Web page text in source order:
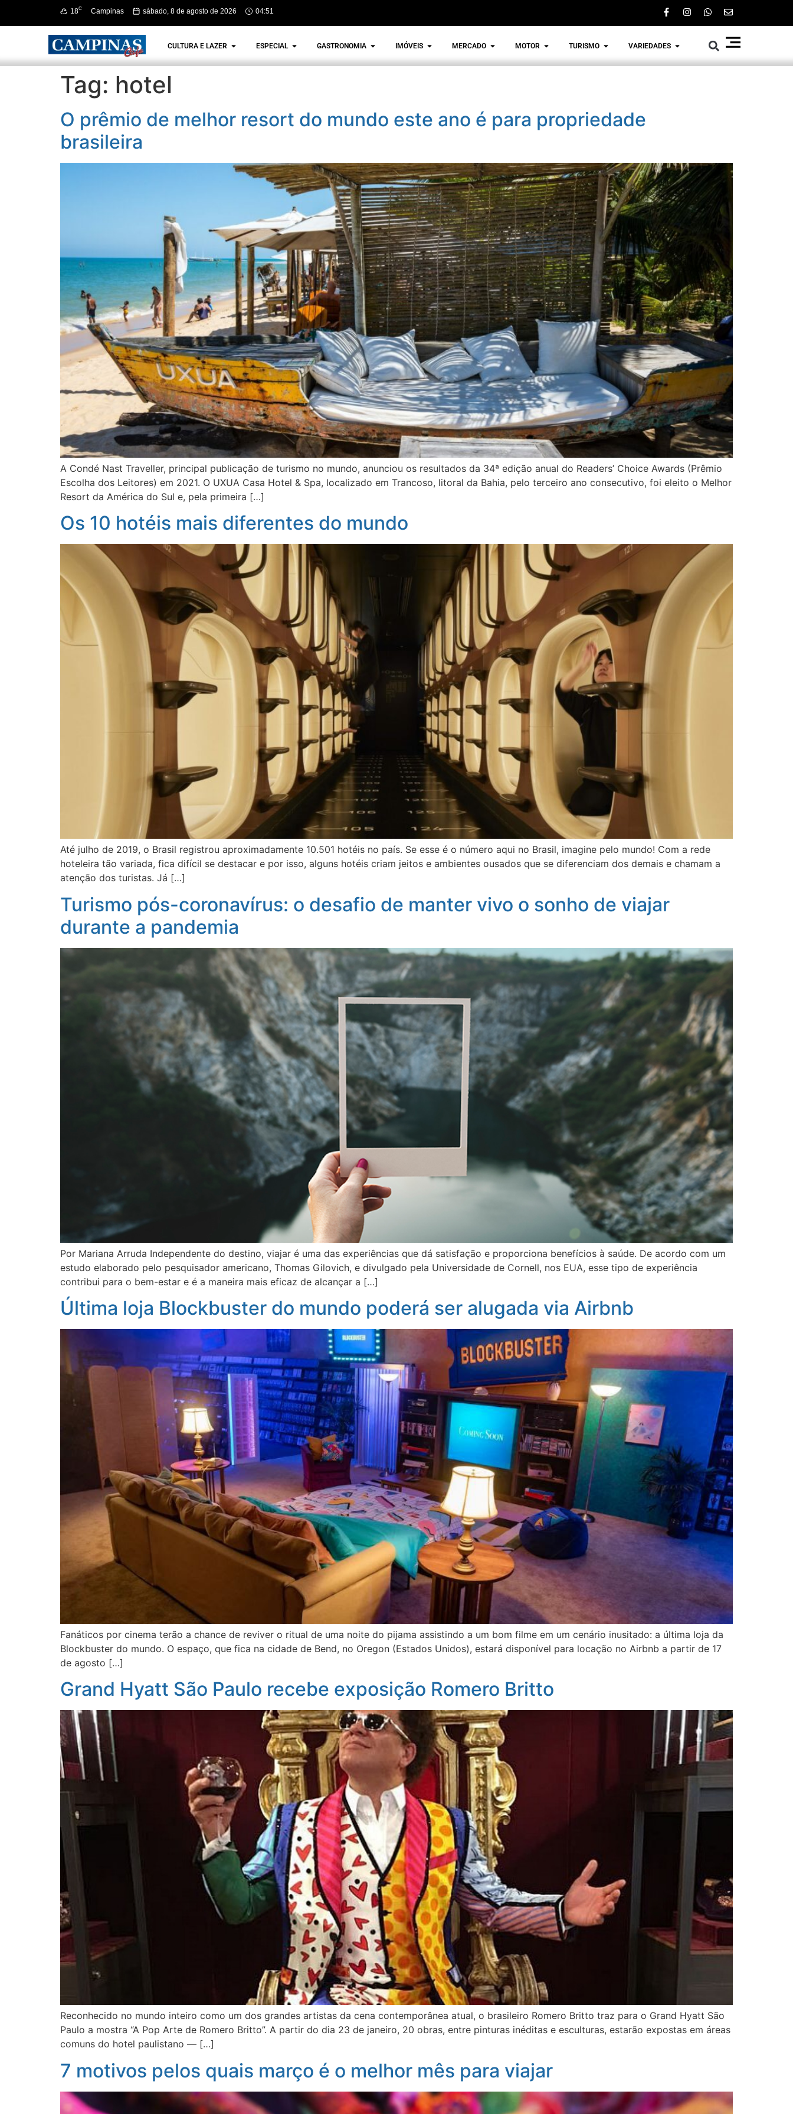
18C Campinas sábado, 8 de agosto de 2026 04:51
CULTURA E LAZER ESPECIAL GASTRONOMIA IMÓVEIS MERCADO MOTOR TURISMO VARIEDADES
Tag: hotel
O prêmio de melhor resort do mundo este ano é para propriedade
brasileira
A Condé Nast Traveller, principal publicação de turismo no mundo, anunciou os resultados da 34ª edição anual do Readers’ Choice Awards (Prêmio
Escolha dos Leitores) em 2021. O UXUA Casa Hotel & Spa, localizado em Trancoso, litoral da Bahia, pelo terceiro ano consecutivo, foi eleito o Melhor
Resort da América do Sul e, pela primeira […]
Os 10 hotéis mais diferentes do mundo
Até julho de 2019, o Brasil registrou aproximadamente 10.501 hotéis no país. Se esse é o número aqui no Brasil, imagine pelo mundo! Com a rede
hoteleira tão variada, fica difícil se destacar e por isso, alguns hotéis criam jeitos e ambientes ousados que se diferenciam dos demais e chamam a
atenção dos turistas. Já […]
Turismo pós-coronavírus: o desafio de manter vivo o sonho de viajar
durante a pandemia
Por Mariana Arruda Independente do destino, viajar é uma das experiências que dá satisfação e proporciona benefícios à saúde. De acordo com um
estudo elaborado pelo pesquisador americano, Thomas Gilovich, e divulgado pela Universidade de Cornell, nos EUA, esse tipo de experiência
contribui para o bem-estar e é a maneira mais eficaz de alcançar a […]
Última loja Blockbuster do mundo poderá ser alugada via Airbnb
Fanáticos por cinema terão a chance de reviver o ritual de uma noite do pijama assistindo a um bom filme em um cenário inusitado: a última loja da
Blockbuster do mundo. O espaço, que fica na cidade de Bend, no Oregon (Estados Unidos), estará disponível para locação no Airbnb a partir de 17
de agosto […]
Grand Hyatt São Paulo recebe exposição Romero Britto
Reconhecido no mundo inteiro como um dos grandes artistas da cena contemporânea atual, o brasileiro Romero Britto traz para o Grand Hyatt São
Paulo a mostra “A Pop Arte de Romero Britto”. A partir do dia 23 de janeiro, 20 obras, entre pinturas inéditas e esculturas, estarão expostas em áreas
comuns do hotel paulistano — […]
7 motivos pelos quais março é o melhor mês para viajar